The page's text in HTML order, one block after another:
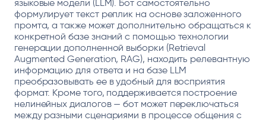
языковые модели (LLM). Бот самостоятельно
формулирует текст реплик на основе заложенного
промта, а также может дополнительно обращаться к
конкретной базе знаний с помощью технологии
генерации дополненной выборки (Retrieval
Augmented Generation, RAG), находить релевантную
информацию для ответа и на базе LLM
преобразовывать ее в удобный для восприятия
формат. Кроме того, поддерживается построение
нелинейных диалогов — бот может переключаться
между разными сценариями в процессе общения с